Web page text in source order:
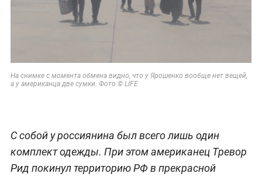
На снимке с момента обмена видно, что у Ярошенко вообще нет вещей,
а у американца две сумки. Фото © LIFE
С собой у россиянина был всего лишь один
комплект одежды. При этом американец Тревор
Рид покинул территорию РФ в прекрасной